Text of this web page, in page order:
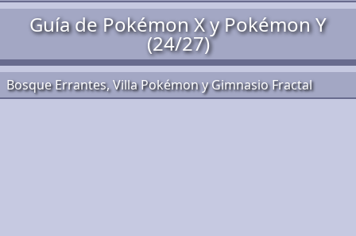
Guía de Pokémon X y Pokémon Y
(24/27)
Bosque Errantes, Villa Pokémon y Gimnasio Fractal